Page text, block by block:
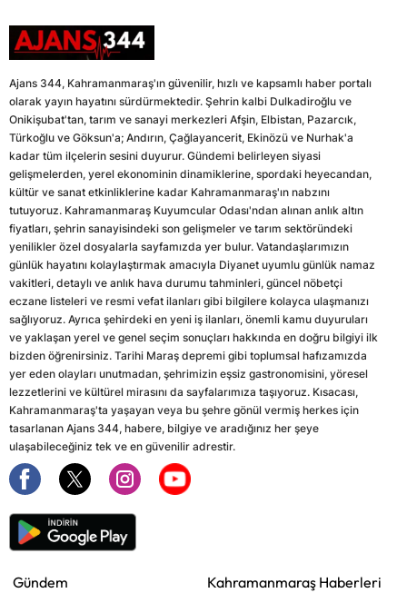
Ajans 344, Kahramanmaraş'ın güvenilir, hızlı ve kapsamlı haber portalı
olarak yayın hayatını sürdürmektedir. Şehrin kalbi Dulkadiroğlu ve
Onikişubat'tan, tarım ve sanayi merkezleri Afşin, Elbistan, Pazarcık,
Türkoğlu ve Göksun'a; Andırın, Çağlayancerit, Ekinözü ve Nurhak'a
kadar tüm ilçelerin sesini duyurur. Gündemi belirleyen siyasi
gelişmelerden, yerel ekonominin dinamiklerine, spordaki heyecandan,
kültür ve sanat etkinliklerine kadar Kahramanmaraş'ın nabzını
tutuyoruz. Kahramanmaraş Kuyumcular Odası'ndan alınan anlık altın
fiyatları, şehrin sanayisindeki son gelişmeler ve tarım sektöründeki
yenilikler özel dosyalarla sayfamızda yer bulur. Vatandaşlarımızın
günlük hayatını kolaylaştırmak amacıyla Diyanet uyumlu günlük namaz
vakitleri, detaylı ve anlık hava durumu tahminleri, güncel nöbetçi
eczane listeleri ve resmi vefat ilanları gibi bilgilere kolayca ulaşmanızı
sağlıyoruz. Ayrıca şehirdeki en yeni iş ilanları, önemli kamu duyuruları
ve yaklaşan yerel ve genel seçim sonuçları hakkında en doğru bilgiyi ilk
bizden öğrenirsiniz. Tarihi Maraş depremi gibi toplumsal hafızamızda
yer eden olayları unutmadan, şehrimizin eşsiz gastronomisini, yöresel
lezzetlerini ve kültürel mirasını da sayfalarımıza taşıyoruz. Kısacası,
Kahramanmaraş'ta yaşayan veya bu şehre gönül vermiş herkes için
tasarlanan Ajans 344, habere, bilgiye ve aradığınız her şeye
ulaşabileceğiniz tek ve en güvenilir adrestir.
Gündem
Kahramanmaraş Haberleri